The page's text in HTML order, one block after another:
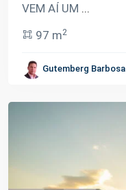
VEM AÍ UM ...
97 m2
Gutemberg Barbosa
Negra,